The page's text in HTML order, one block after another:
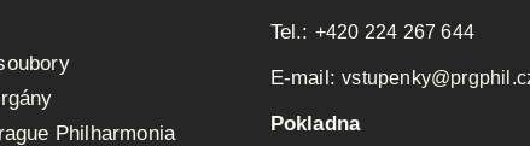
Philharmonia
Tel.: +420 224 267 644
E-mail:
Pokladna